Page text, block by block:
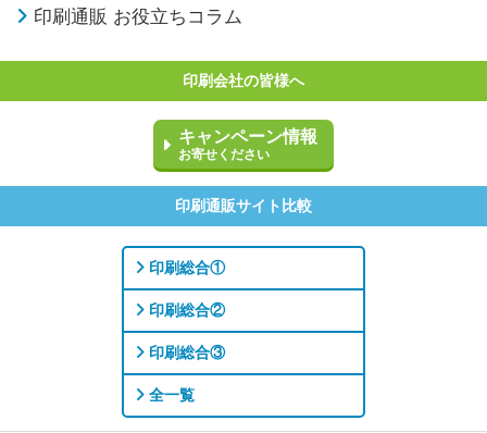
印刷通販 お役立ちコラム
印刷会社の皆様へ
キャンペーン情報
お寄せください
印刷通販サイト比較
印刷総合①
印刷総合②
印刷総合③
全一覧